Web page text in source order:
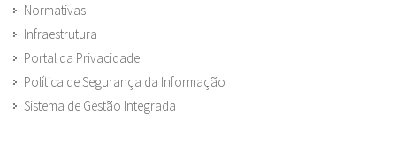
Normativas
Infraestrutura
Portal da Privacidade
Política de Segurança da Informação
Sistema de Gestão Integrada